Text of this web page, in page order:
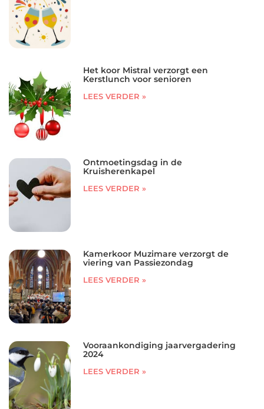
Het koor Mistral verzorgt een
Kerstlunch voor senioren
LEES VERDER »
Ontmoetingsdag in de
Kruisherenkapel
LEES VERDER »
Kamerkoor Muzimare verzorgt de
viering van Passiezondag
LEES VERDER »
Vooraankondiging jaarvergadering
2024
LEES VERDER »